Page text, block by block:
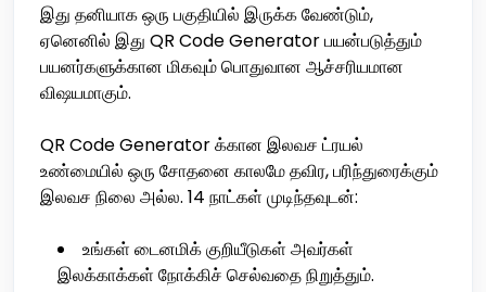
இது தனியாக ஒரு பகுதியில் இருக்க வேண்டும்,
ஏனெனில் இது QR Code Generator பயன்படுத்தும்
பயனர்களுக்கான மிகவும் பொதுவான ஆச்சரியமான
விஷயமாகும்.
QR Code Generator க்கான இலவச ட்ரயல்
உண்மையில் ஒரு சோதனை காலமே தவிர, பரிந்துரைக்கும்
இலவச நிலை அல்ல. 14 நாட்கள் முடிந்தவுடன்:
உங்கள் டைனமிக் குறியீடுகள் அவர்கள்
இலக்காக்கள் நோக்கிச் செல்வதை நிறுத்தும்.